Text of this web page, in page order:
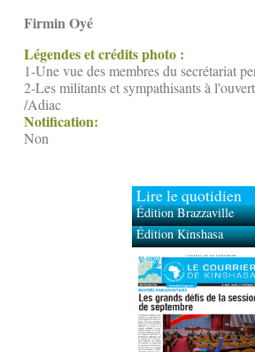
Firmin Oyé
Légendes et crédits photo :
1-Une vue des membres du secrétariat
2-Les militants et sympathisants à
/Adiac
Notification:
Non
Lire le quotidien
Édition Brazzaville
Édition Kinshasa